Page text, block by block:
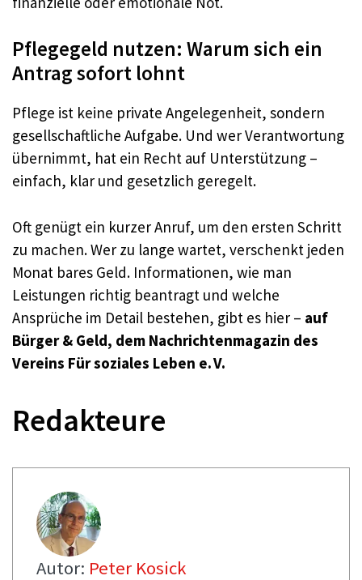
Pflegegeld nutzen: Warum sich ein
Antrag sofort lohnt
Pflege ist keine private Angelegenheit, sondern
gesellschaftliche Aufgabe. Und wer Verantwortung
übernimmt, hat ein Recht auf Unterstützung –
einfach, klar und gesetzlich geregelt.
Oft genügt ein kurzer Anruf, um den ersten Schritt
zu machen. Wer zu lange wartet, verschenkt jeden
Monat bares Geld. Informationen, wie man
Leistungen richtig beantragt und welche
Ansprüche im Detail bestehen, gibt es hier – auf
Bürger & Geld, dem Nachrichtenmagazin des
Vereins Für soziales Leben e. V.
Redakteure
Autor: Peter Kosick